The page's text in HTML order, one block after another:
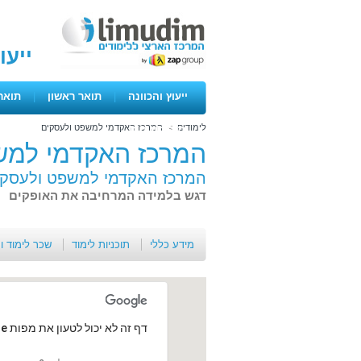
ייעוץ והכוונה | תואר ראשון |
ימים פתוחיםלימודים > המרכז האקדמי למשפט ולעסקים
המרכז האקדמי
המרכז האקדמי למשפט
דגש בלמידה המרחיבה את האופקים
מידע כללי תוכניות לימוד שכר לימוד
‏דף זה לא יכול לטעון את מפות Google כראוי.